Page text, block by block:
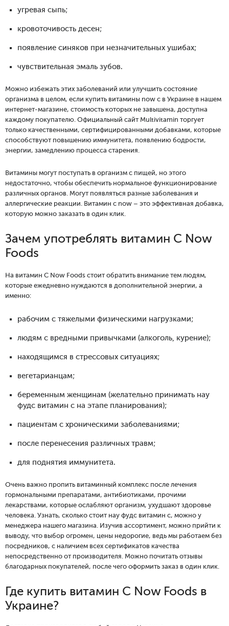
угревая сыпь;
кровоточивость десен;
появление синяков при незначительных ушибах;
чувствительная эмаль зубов.
Можно избежать этих заболеваний или улучшить состояние
организма в целом, если купить витамины now c в Украине в нашем
интернет-магазине, стоимость которых не завышена, доступна
каждому покупателю. Официальный сайт Multivitamin торгует
только качественными, сертифицированными добавками, которые
способствуют повышению иммунитета, появлению бодрости,
энергии, замедлению процесса старения.
Витамины могут поступать в организм с пищей, но этого
недостаточно, чтобы обеспечить нормальное функционирование
различных органов. Могут появляться разные заболевания и
аллергические реакции. Витамин с now – это эффективная добавка,
которую можно заказать в один клик.
Зачем употреблять витамин C Now
Foods
На витамин C Now Foods стоит обратить внимание тем людям,
которые ежедневно нуждаются в дополнительной энергии, а
именно:
рабочим с тяжелыми физическими нагрузками;
людям с вредными привычками (алкоголь, курение);
находящимся в стрессовых ситуациях;
вегетарианцам;
беременным женщинам (желательно принимать нау
фудс витамин с на этапе планирования);
пациентам с хроническими заболеваниями;
после перенесения различных травм;
для поднятия иммунитета.
Очень важно пропить витаминный комплекс после лечения
гормональными препаратами, антибиотиками, прочими
лекарствами, которые ослабляют организм, ухудшают здоровье
человека. Узнать, сколько стоит нау фудс витамин с, можно у
менеджера нашего магазина. Изучив ассортимент, можно прийти к
выводу, что выбор огромен, цены недорогие, ведь мы работаем без
посредников, с наличием всех сертификатов качества
непосредственно от производителя. Можно почитать отзывы
благодарных покупателей, после чего оформить заказ в один клик.
Где купить витамин C Now Foods в
Украине?